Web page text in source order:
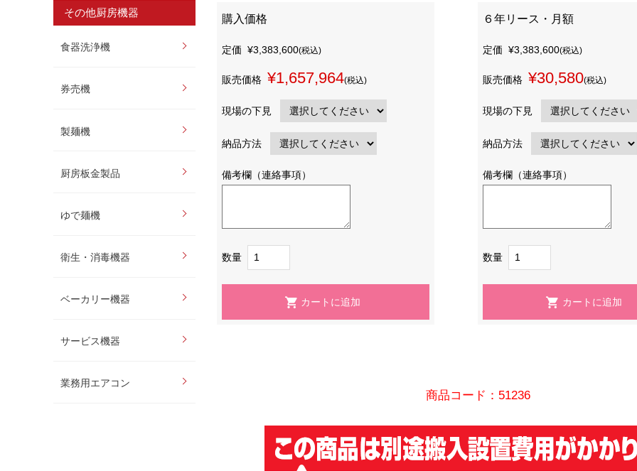
その他厨房機器
食器洗浄機
券売機
製麺機
厨房板金製品
ゆで麺機
衛生・消毒機器
ベーカリー機器
サービス機器
業務用エアコン
購入価格
定価 ¥3,383,600(税込)
販売価格 ¥1,657,964(税込)
現場の下見
納品方法
備考欄（連絡事項）
数量
６年リース・月額
定価 ¥3,383,600(税込)
販売価格 ¥30,580(税込)
現場の下見
納品方法
備考欄（連絡事項）
数量
商品コード：51236